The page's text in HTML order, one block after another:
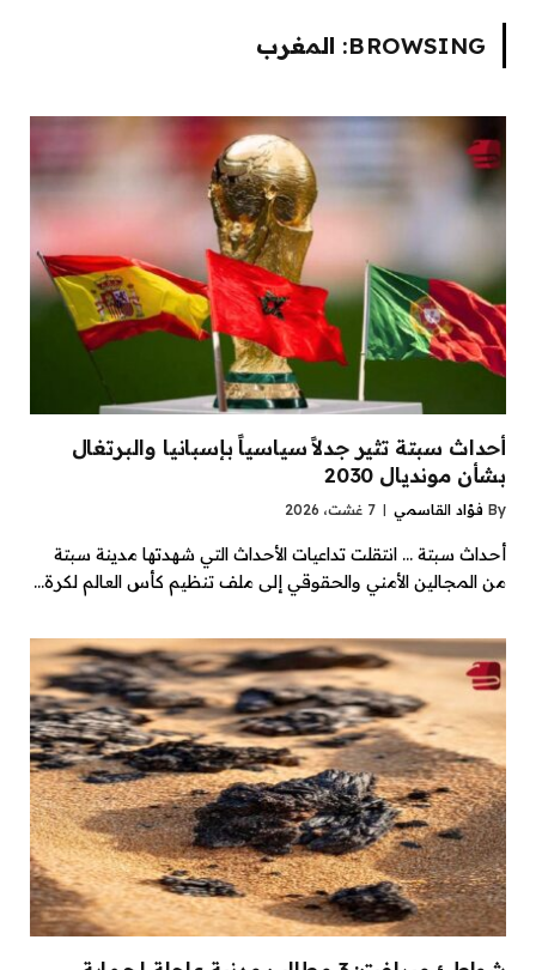
BROWSING: المغرب
أحداث سبتة تثير جدلاً سياسياً بإسبانيا والبرتغال
بشأن مونديال 2030
By فؤاد القاسمي 7 غشت، 2026
أحداث سبتة … انتقلت تداعيات الأحداث التي شهدتها مدينة سبتة
من المجالين الأمني والحقوقي إلى ملف تنظيم كأس العالم لكرة…